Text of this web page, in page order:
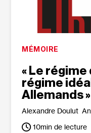
MÉMOIRE
« Le
régime
Allemands »
Alexandre Doulut
10min de lecture